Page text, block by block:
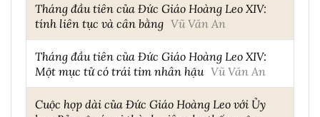
Tháng đầu tiên của Đức Giáo Hoàng Leo XIV:
tính liên tục và cân bằng Vũ Văn An
Tháng đầu tiên của Đức Giáo Hoàng Leo XIV:
Một mục tử có trái tim nhân hậu Vũ Văn An
Cuộc họp dài của Đức Giáo Hoàng Leo với Ủy